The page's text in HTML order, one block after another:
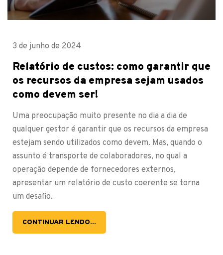
3 de junho de 2024
Relatório de custos: como garantir que
os recursos da empresa sejam usados
como devem ser!
Uma preocupação muito presente no dia a dia de
qualquer gestor é garantir que os recursos da empresa
estejam sendo utilizados como devem. Mas, quando o
assunto é transporte de colaboradores, no qual a
operação depende de fornecedores externos,
apresentar um relatório de custo coerente se torna
um desafio.
CONTINUAR LENDO...